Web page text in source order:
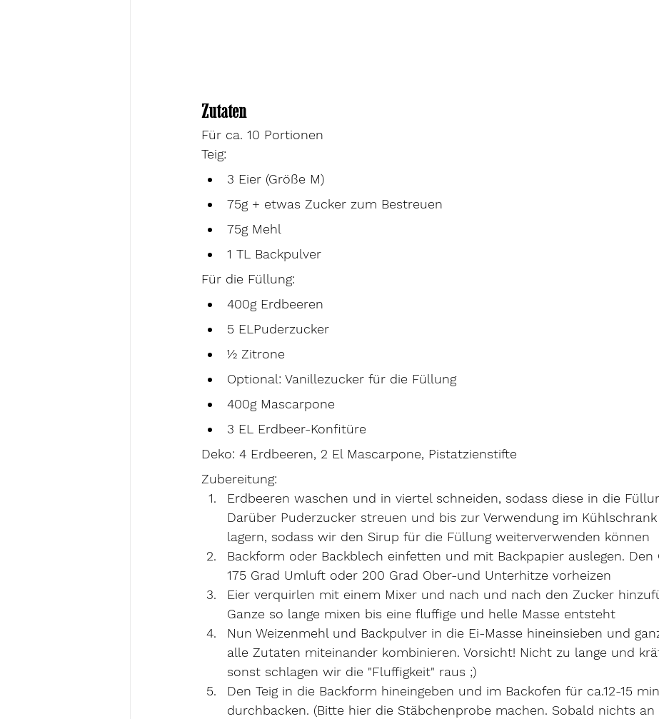
Zutaten
Für ca. 10 Portionen
Teig:
3 Eier (Größe M)
75g + etwas Zucker zum Bestreuen
75g Mehl
1 TL Backpulver
Für die Füllung:
400g Erdbeeren
5 ELPuderzucker
½ Zitrone
Optional: Vanillezucker für die Füllung
400g Mascarpone
3 EL Erdbeer-Konfitüre
Deko: 4 Erdbeeren, 2 El Mascarpone, Pistatzienstifte
Zubereitung:
Erdbeeren waschen und in viertel schneiden, sodass diese in die
Darüber Puderzucker streuen und bis zur Verwendung im
lagern, sodass wir den Sirup für die Füllung weiterverwenden können
Backform oder Backblech einfetten und mit Backpapier auslegen. Den
175 Grad Umluft oder 200 Grad Ober-und Unterhitze vorheizen
Eier verquirlen mit einem Mixer und nach und nach den Zucker
Ganze so lange mixen bis eine fluffige und helle Masse entsteht
Nun Weizenmehl und Backpulver in die Ei-Masse hineinsieben und
alle Zutaten miteinander kombinieren. Vorsicht! Nicht zu lange und
sonst schlagen wir die "Fluffigkeit" raus ;)
Den Teig in die Backform hineingeben und im Backofen für ca.12-15 min
durchbacken. (Bitte hier die Stäbchenprobe machen. Sobald nichts an